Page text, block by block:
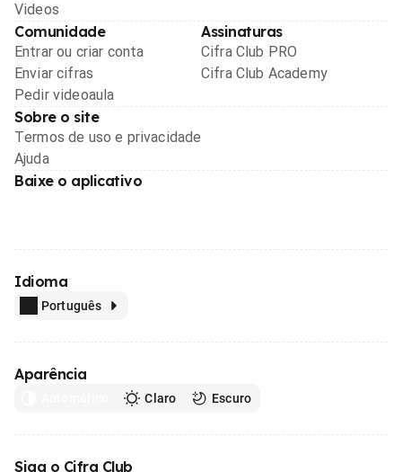
Videos
Comunidade
Entrar ou criar conta
Enviar cifras
Pedir videoaula
Assinaturas
Cifra Club PRO
Cifra Club Academy
Sobre o site
Termos de uso e privacidade
Ajuda
Baixe o aplicativo
Idioma
Português
Aparência
Claro Escuro
Siga o Cifra Club